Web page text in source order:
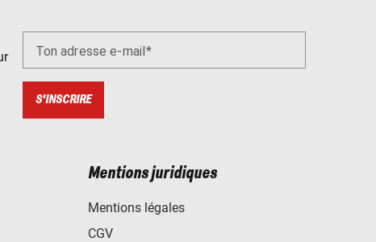
Ton adresse e-mail
S'INSCRIRE
Mentions juridiques
Mentions légales
CGV